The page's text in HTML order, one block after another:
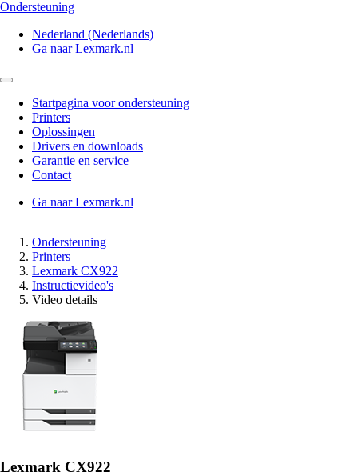
Ondersteuning
Nederland (Nederlands)
Ga naar Lexmark.nl
Startpagina voor ondersteuning
Printers
Oplossingen
Drivers en downloads
Garantie en service
Contact
Ga naar Lexmark.nl
Ondersteuning
Printers
Lexmark CX922
Instructievideo's
Video details
Lexmark CX922